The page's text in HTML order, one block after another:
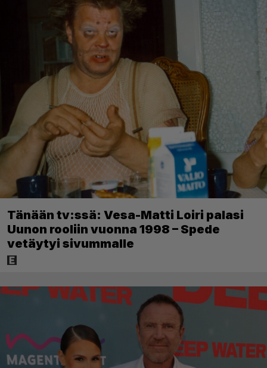
Tänään tv:ssä: Vesa-Matti Loiri palasi
Uunon rooliin vuonna 1998 – Spede
vetäytyi sivummalle